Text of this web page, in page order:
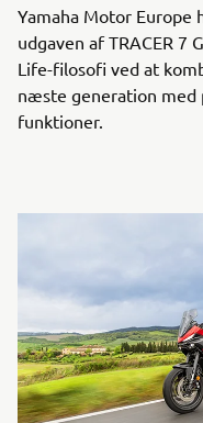
Yamaha Motor Europe
udgaven af TRACER 7
Life-filosofi ved at
næste generation med
funktioner.